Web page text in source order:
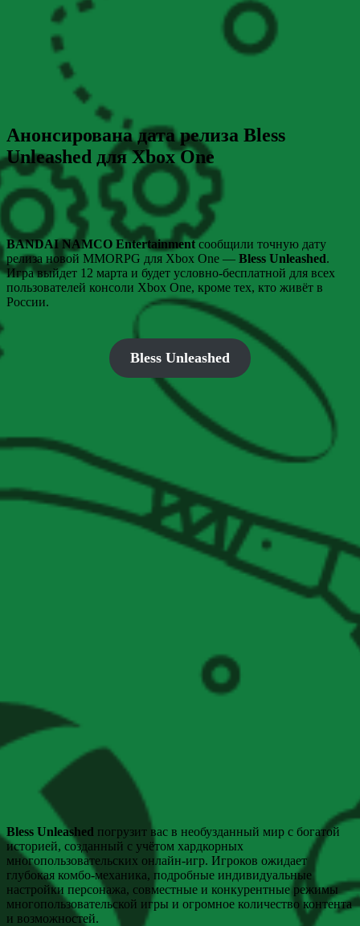
Анонсирована дата релиза Bless
Unleashed для Xbox One
BANDAI NAMCO Entertainmentсообщили точную дату
релиза новой MMORPG для Xbox One — Bless Unleashed.
Игра выйдет 12 марта и будет условно-бесплатной для всех
пользователей консоли Xbox One, кроме тех, кто живёт в
России.
Bless Unleashed
Bless Unleashed погрузит вас в необузданный мир с богатой
историей, созданный с учётом хардкорных
многопользовательских онлайн-игр. Игроков ожидает
глубокая комбо-механика, подробные индивидуальные
настройки персонажа, совместные и конкурентные режимы
многопользовательской игры и огромное количество контента
и возможностей.